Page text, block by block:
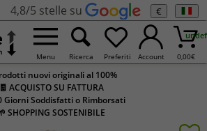
4,8/5 stelle su €
Menu Ricerca Preferiti Account 0,00€
nuovi originali al 100%
🧾 ACQUISTO SU FATTURA
Giorni Soddisfatti o Rimborsati
SHOPPING SOSTENIBILE